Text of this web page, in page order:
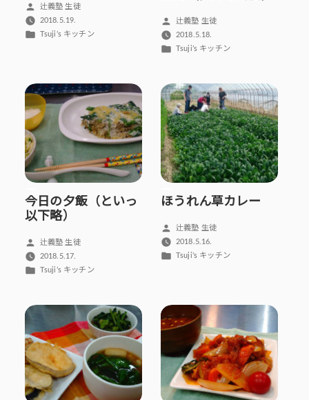
投
稿
者:
辻義塾 生徒
2018.5.19.
カ
ー:
Tsuji’s キッチン
投
稿
者:
辻義塾 生徒
2018.5.18.
カ
リ
ー:
Tsuji’s キッチン
今日の夕飯（といっ
以下略）
投
稿
者:
辻義塾 生徒
2018.5.17.
カ
リ
Tsuji’s キッチン
ほうれん草カレー
投
稿
者:
辻義塾 生徒
2018.5.16.
カ
Tsuji’s キッチン